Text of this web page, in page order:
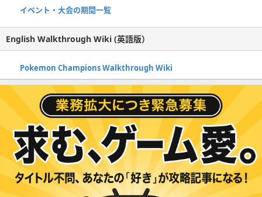
イベント・大会の期間一覧
English Walkthrough Wiki (英語版）
Pokemon Champions Walkthrough Wiki